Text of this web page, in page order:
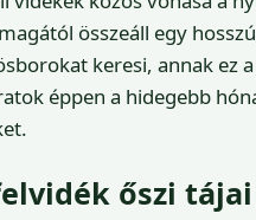
összeáll egy
keresi, annak ez
éppen a hidegebb
őszi tájai